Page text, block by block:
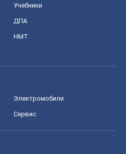
Учебники
ДПА
НМТ
Электромобили
Сервис